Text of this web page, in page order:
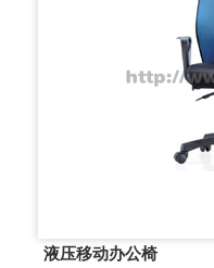
液压移动办公椅